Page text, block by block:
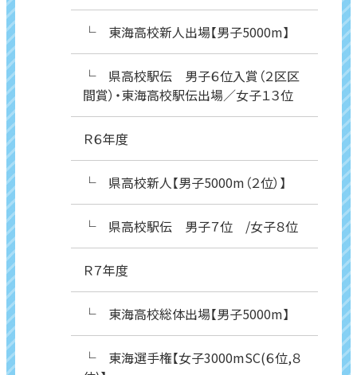
└ 東海高校新人出場【男子5000m】
└ 県高校駅伝 男子６位入賞（２区区
間賞）・東海高校駅伝出場／女子１３位
Ｒ６年度
└ 県高校新人【男子5000m（２位）】
└ 県高校駅伝 男子７位 /女子８位
Ｒ７年度
└ 東海高校総体出場【男子5000m】
└ 東海選手権【女子3000mSC(６位,８